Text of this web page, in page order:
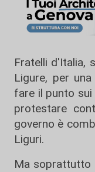
Fratelli d'Italia,
Ligure, per
fare il punto
protestare
governo è
Liguri.
Ma soprattutto